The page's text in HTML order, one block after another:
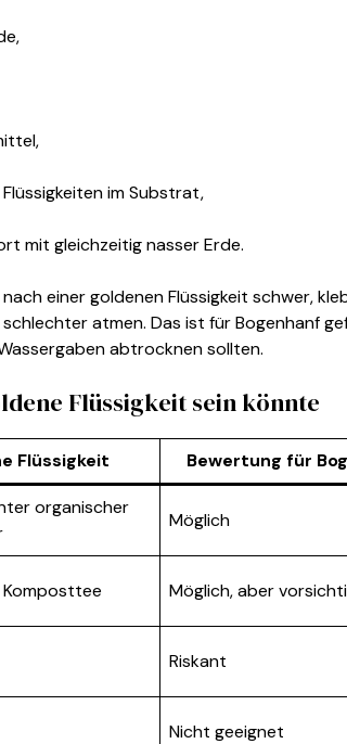
im Substrat,
mit gleichzeitig nasser Erde.
einer goldenen Flüssigkeit schwer,
atmen. Das ist für Bogenhanf
abtrocknen sollten.
Flüssigkeit sein könnte
Flüssigkeit Bewertung für
organischer
Möglich
Möglich, aber
Riskant
Nicht geeignet